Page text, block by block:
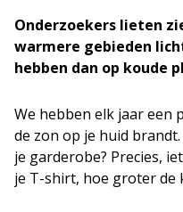
Onderzoekers lieten
warmere gebieden
hebben dan op koude
We hebben elk jaar een
de zon op je huid
je garderobe? Precies,
je T-shirt, hoe groter de